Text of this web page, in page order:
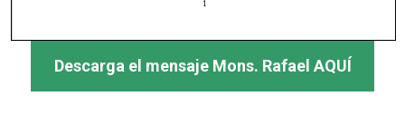
Descarga el mensaje Mons. Rafael AQUÍ